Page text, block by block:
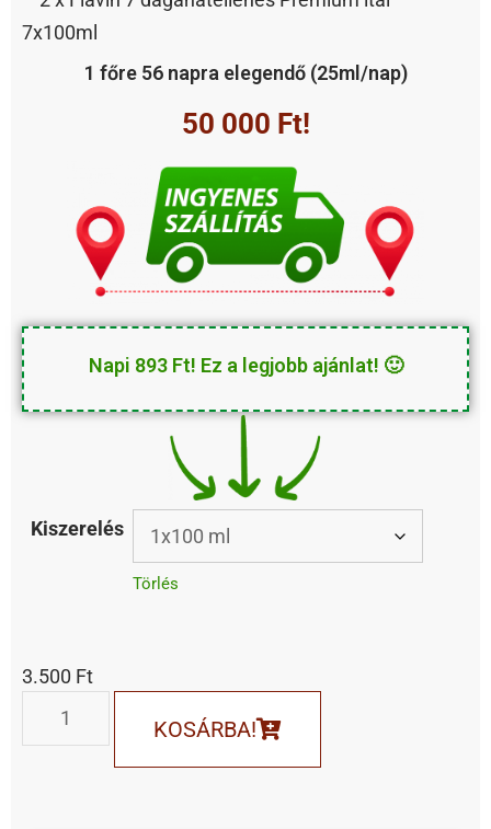
7x100ml
1 főre 56 napra elegendő (25ml/nap)
50 000 Ft!
Napi 893 Ft! Ez a legjobb ajánlat! 🙂
Kiszerelés
Törlés
3.500 Ft
KOSÁRBA!